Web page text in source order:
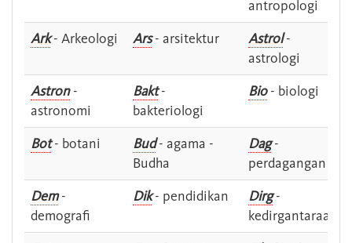
antropologi
Ark- Arkeologi Ars- arsitektur Astrol-
astrologi
Astron-
astronomi
Bakt-
bakteriologi
Bio- biologi
Bot- botani Bud- agama -
Budha
Dag-
perdagangan
Dem-
demografi
Dik- pendidikan Dirg-
kedirgantaraan